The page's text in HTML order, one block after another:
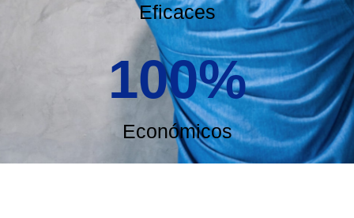
Eficaces
Económicos
100%